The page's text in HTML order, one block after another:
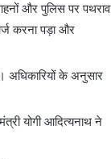
और पुलिस पर पथराव
करना पड़ा और
अधिकारियों के अनुसार
योगी आदित्यनाथ ने